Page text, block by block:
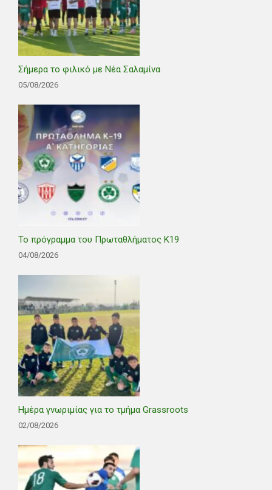
Σήμερα το φιλικό με Νέα Σαλαμίνα
05/08/2026
Το πρόγραμμα του Πρωταθλήματος Κ19
04/08/2026
Ημέρα γνωριμίας για το τμήμα Grassroots
02/08/2026